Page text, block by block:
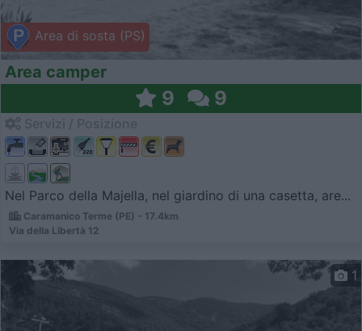
Area di sosta (PS)
Area camper
9 9
Nel Parco della Majella, nel giardino di una casetta, are...
Caramanico Terme (PE) - 17.4km
Via della Libertà 12
1